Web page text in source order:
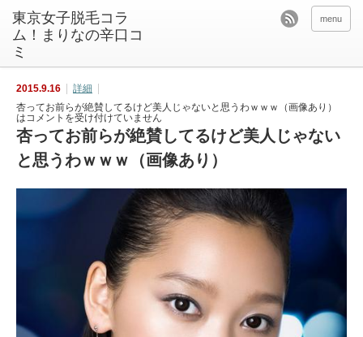
東京女子脱毛コラ
ム！まりなの辛口コ
ミ
menu
2015.9.16
詳細
杏ってお前らが絶賛してるけど美人じゃないと思うわｗｗｗ（画像あり）
はコメントを受け付けていません
杏ってお前らが絶賛してるけど美人じゃない
と思うわｗｗｗ（画像あり）